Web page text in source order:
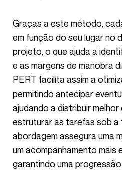
Graças a este método, cada tarefa é posicionada
em função do seu lugar no
projeto, o que ajuda a
e as margens de manobra
PERT facilita assim a
permitindo antecipar
ajudando a distribuir
estruturar as tarefas sob a
abordagem assegura uma
um acompanhamento mais
garantindo uma